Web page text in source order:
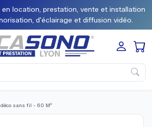
location, prestation, vente et installation
d'éclairage et diffusion vidéo.
sans fil - 60 M²